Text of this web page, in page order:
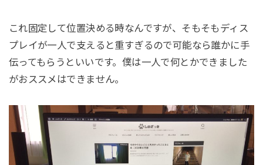
これ固定して位置決める時なんですが、そもそもディス
プレイが一人で支えると重すぎるので可能なら誰かに手
伝ってもらうといいです。僕は一人で何とかできました
がおススメはできません。